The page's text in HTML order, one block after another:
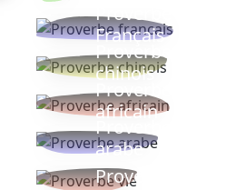
Proverbe
Français
Proverbe
chinois
Proverbe
africain
Proverbe
arabe
Proverbe vie